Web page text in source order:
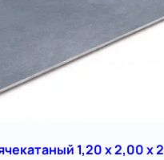
1,20 х 2,00 х 2